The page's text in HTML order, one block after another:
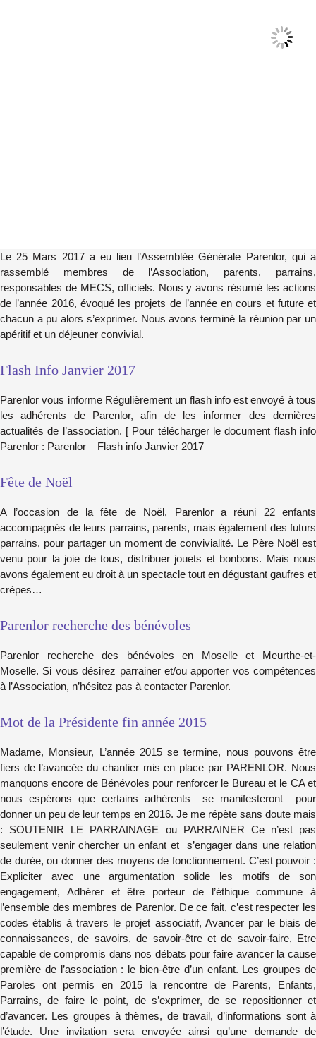
Le 25 Mars 2017 a eu lieu l’Assemblée Générale Parenlor, qui a
rassemblé membres de l’Association, parents, parrains,
responsables de MECS, officiels. Nous y avons résumé les actions
de l’année 2016, évoqué les projets de l’année en cours et future et
chacun a pu alors s’exprimer. Nous avons terminé la réunion par un
apéritif et un déjeuner convivial.
Flash Info Janvier 2017
Parenlor vous informe Régulièrement un flash info est envoyé à tous
les adhérents de Parenlor, afin de les informer des dernières
actualités de l’association. [ Pour télécharger le document flash info
Parenlor : Parenlor – Flash info Janvier 2017
Fête de Noël
A l’occasion de la fête de Noël, Parenlor a réuni 22 enfants
accompagnés de leurs parrains, parents, mais également des futurs
parrains, pour partager un moment de convivialité. Le Père Noël est
venu pour la joie de tous, distribuer jouets et bonbons. Mais nous
avons également eu droit à un spectacle tout en dégustant gaufres et
crèpes…
Parenlor recherche des bénévoles
Parenlor recherche des bénévoles en Moselle et Meurthe-et-
Moselle. Si vous désirez parrainer et/ou apporter vos compétences
à l’Association, n’hésitez pas à contacter Parenlor.
Mot de la Présidente fin année 2015
Madame, Monsieur, L’année 2015 se termine, nous pouvons être
fiers de l’avancée du chantier mis en place par PARENLOR. Nous
manquons encore de Bénévoles pour renforcer le Bureau et le CA et
nous espérons que certains adhérents se manifesteront pour
donner un peu de leur temps en 2016. Je me répète sans doute mais
: SOUTENIR LE PARRAINAGE ou PARRAINER Ce n’est pas
seulement venir chercher un enfant et s’engager dans une relation
de durée, ou donner des moyens de fonctionnement. C’est pouvoir :
Expliciter avec une argumentation solide les motifs de son
engagement, Adhérer et être porteur de l’éthique commune à
l’ensemble des membres de Parenlor. De ce fait, c’est respecter les
codes établis à travers le projet associatif, Avancer par le biais de
connaissances, de savoirs, de savoir-être et de savoir-faire, Etre
capable de compromis dans nos débats pour faire avancer la cause
première de l’association : le bien-être d’un enfant. Les groupes de
Paroles ont permis en 2015 la rencontre de Parents, Enfants,
Parrains, de faire le point, de s’exprimer, de se repositionner et
d’avancer. Les groupes à thèmes, de travail, d’informations sont à
l’étude. Une invitation sera envoyée ainsi qu’une demande de